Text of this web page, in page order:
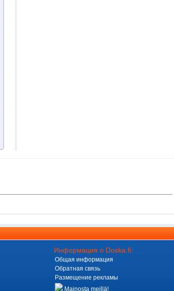
Информация о Doska.fi:
Общая информация
Обратная связь
Размещение рекламы
Mainosta meillä!